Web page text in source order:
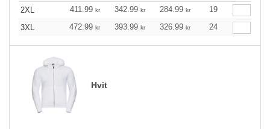
2XL
411.99 kr 342.99 kr 284.99 kr
19
3XL
472.99 kr 393.99 kr 326.99 kr 24
Hvit